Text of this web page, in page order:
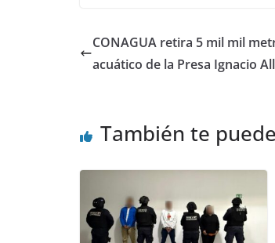
o
o
p
p
n
CONAGUA retira 5 mil mil
acuático de la Presa Ignacio
También te